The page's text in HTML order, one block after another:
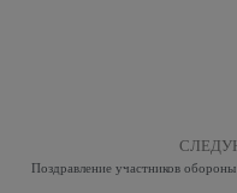
Поздравление участников